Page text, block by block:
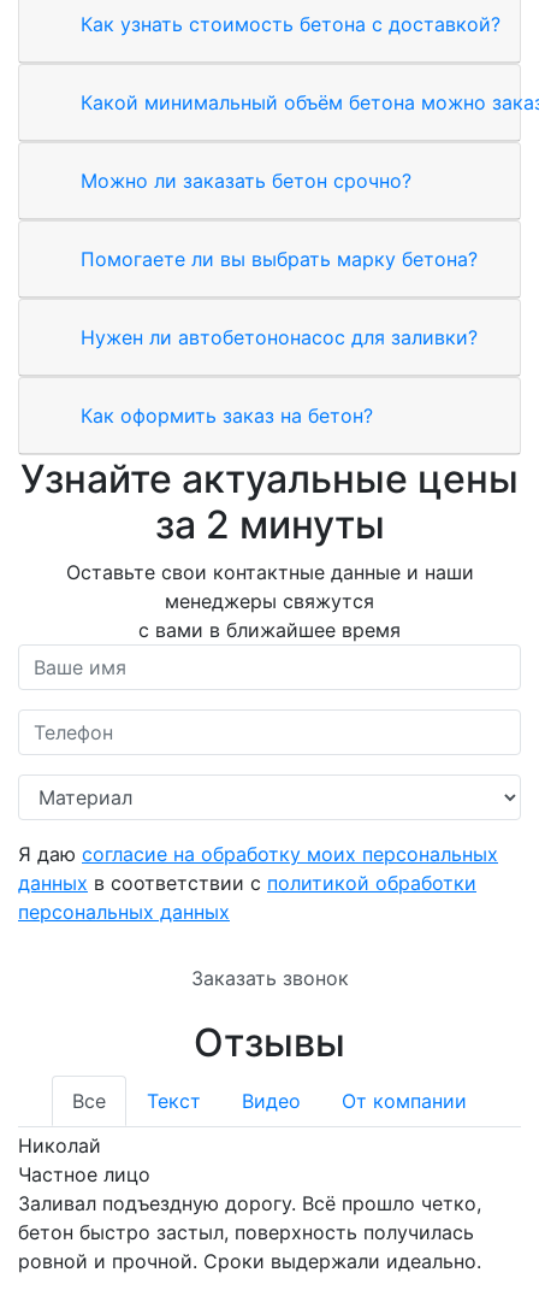
Как узнать стоимость бетона с доставкой?
Какой минимальный объём бетона можно
Можно ли заказать бетон срочно?
Помогаете ли вы выбрать марку бетона?
Нужен ли автобетононасос для заливки?
Как оформить заказ на бетон?
Узнайте актуальные цены
за 2 минуты
Оставьте свои контактные данные и наши
менеджеры свяжутся
с вами в ближайшее время
Я даю согласие на обработку моих персональных
данных в соответствии с политикой обработки
персональных данных
Заказать звонок
Отзывы
Все Текст Видео
От компании
Николай
Частное лицо
Заливал подъездную дорогу. Всё прошло четко,
бетон быстро застыл, поверхность получилась
ровной и прочной. Сроки выдержали идеально.